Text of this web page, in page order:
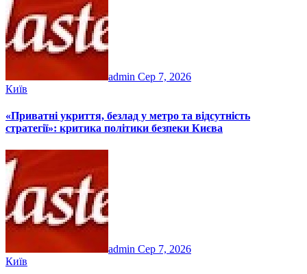
admin Сер 7, 2026
Київ
«Приватні укриття, безлад у метро та відсутність
стратегії»: критика політики безпеки Києва
admin Сер 7, 2026
Київ